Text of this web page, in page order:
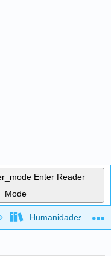
Enter Reader
Mode
global
Humanidades